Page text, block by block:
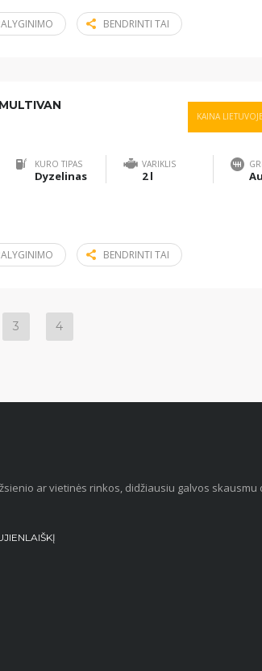
BENDRINTI TAI
KAINA LIETUVOJE
KURO TIPAS
Dyzelinas
VARIKLIS
2 l
BENDRINTI TAI
3 4
ar vietinės rinkos, didžiausiu galvos skausmu